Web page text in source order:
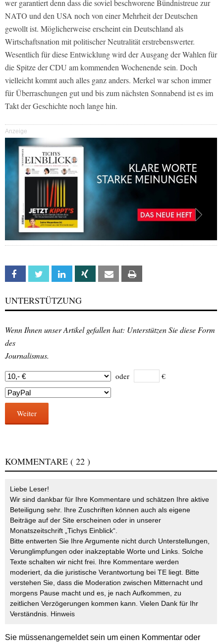
wer garantiert denn dass die soviel beschworene Bündnistreue zur
NATO und den USA noch von einer Mehrheit der Deutschen
gewollt ist. Möglicherweise erscheint ein Deutschland als
Wirtschaftsnation mit politischer Neutralität erstrebenswerter.
Wesentlich für diese Entwicklung wird der Ausgang der Wahlen für
die Spitze der CDU am kommenden Wochenende sein. Doch
vielleicht kommt auch alles ganz anders. Merkel war schon immer
für Überraschungen gut und bis zum nächsten Sonnabend ist es im
Takt der Geschichte noch lange hin.
Anzeige
Facebook Twitter Linkedin Xing Email
UNTERSTÜTZUNG
Wenn Ihnen unser Artikel gefallen hat: Unterstützen Sie diese Form
des
Journalismus.
oder €
Weiter
KOMMENTARE ( 22 )
Liebe Leser!
Wir sind dankbar für Ihre Kommentare und schätzen Ihre aktive
Beteiligung sehr. Ihre Zuschriften können auch als eigene
Beiträge auf der Site erscheinen oder in unserer
Monatszeitschrift „Tichys Einblick“.
Bitte entwerten Sie Ihre Argumente nicht durch Unterstellungen,
Verunglimpfungen oder inakzeptable Worte und Links. Solche
Texte schalten wir nicht frei. Ihre Kommentare werden
moderiert, da die juristische Verantwortung bei TE liegt. Bitte
verstehen Sie, dass die Moderation zwischen Mitternacht und
morgens Pause macht und es, je nach Aufkommen, zu
zeitlichen Verzögerungen kommen kann. Vielen Dank für Ihr
Verständnis. Hinweis
Sie müssenangemeldetsein um einen Kommentar oder